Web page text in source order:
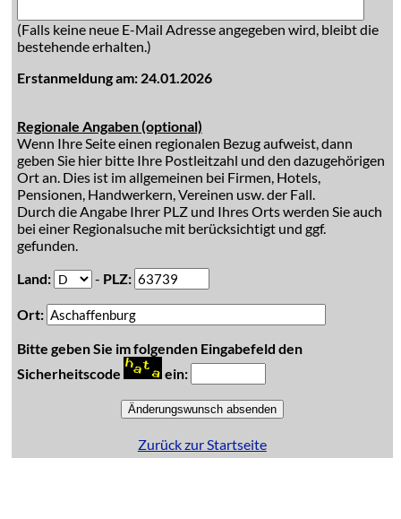
(Falls keine neue E-Mail Adresse angegeben wird, bleibt die
bestehende erhalten.)
Erstanmeldung am: 24.01.2026
Regionale Angaben (optional)
Wenn Ihre Seite einen regionalen Bezug aufweist, dann
geben Sie hier bitte Ihre Postleitzahl und den dazugehörigen
Ort an. Dies ist im allgemeinen bei Firmen, Hotels,
Pensionen, Handwerkern, Vereinen usw. der Fall.
Durch die Angabe Ihrer PLZ und Ihres Orts werden Sie auch
bei einer Regionalsuche mit berücksichtigt und ggf.
gefunden.
Land:
- PLZ:
Ort:
Bitte geben Sie im folgenden Eingabefeld den
Sicherheitscode
ein:
Zurück zur Startseite